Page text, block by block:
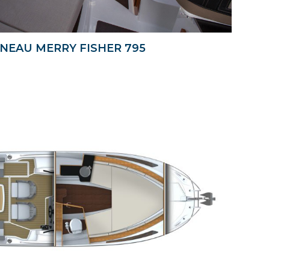
MERRY FISHER 795